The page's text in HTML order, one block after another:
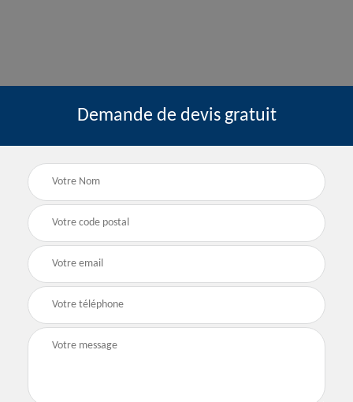
Demande de devis gratuit